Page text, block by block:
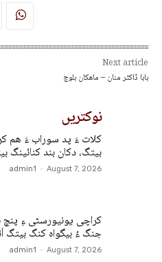
Next article
بابا ڈاکٹر منان – ماھکان بلوچ
نوکتریں
کلات ءَ پد سوراب ءَ ھم
بیتگ، دکان بند کنائینگ
admin1 - August 7, 2026
کراچی یونیورسٹی ءِ پنچ
جنگ ءُ بیگواہ کنگ بیتگ
admin1 - August 7, 2026